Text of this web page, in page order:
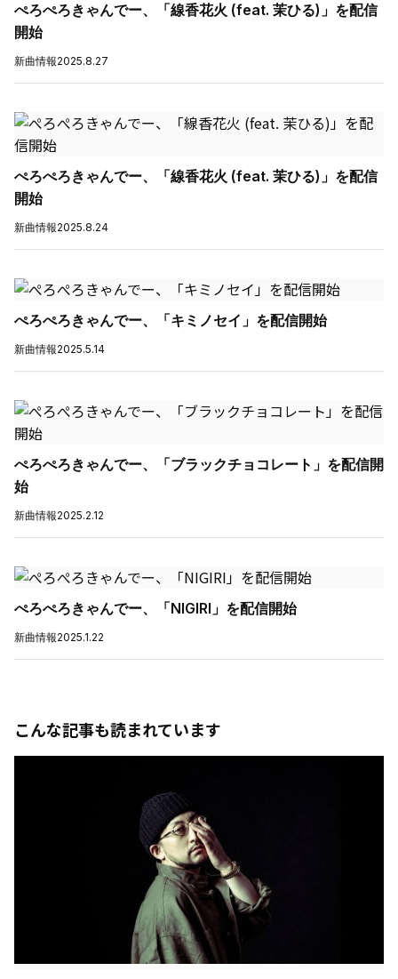
ぺろぺろきゃんでー、「線香花火 (feat. 茉ひる)」を配信
開始
新曲情報2025.8.27
ぺろぺろきゃんでー、「線香花火 (feat. 茉ひる)」を配信
開始
新曲情報2025.8.24
ぺろぺろきゃんでー、「キミノセイ」を配信開始
新曲情報2025.5.14
ぺろぺろきゃんでー、「ブラックチョコレート」を配信開
始
新曲情報2025.2.12
ぺろぺろきゃんでー、「NIGIRI」を配信開始
新曲情報2025.1.22
こんな記事も読まれています